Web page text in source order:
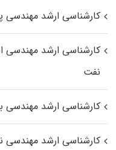
کارشناسی ارشد مهندسی
کارشناسی ارشد مهندسی
نفت
کارشناسی ارشد مهندسی
کارشناسی ارشد مهندسی